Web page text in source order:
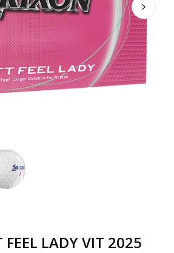
FEEL LADY VIT 2025